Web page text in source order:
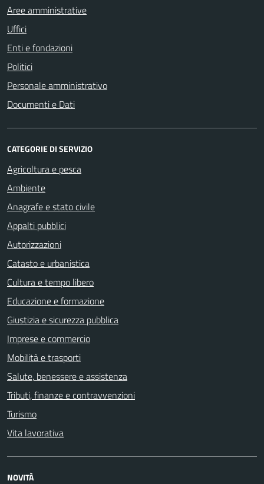
Aree amministrative
Uffici
Enti e fondazioni
Politici
Personale amministrativo
Documenti e Dati
CATEGORIE DI SERVIZIO
Agricoltura e pesca
Ambiente
Anagrafe e stato civile
Appalti pubblici
Autorizzazioni
Catasto e urbanistica
Cultura e tempo libero
Educazione e formazione
Giustizia e sicurezza pubblica
Imprese e commercio
Mobilità e trasporti
Salute, benessere e assistenza
Tributi, finanze e contravvenzioni
Turismo
Vita lavorativa
NOVITÀ